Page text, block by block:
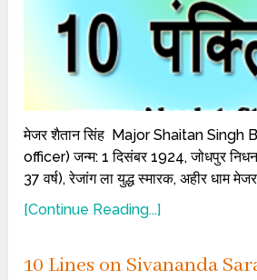
मेजर शैतान सिंह Major Shaitan Singh
officer) जन्म: 1 दिसंबर 1924, जोधपुर
37 वर्ष), रेजांग ला युद्ध स्मारक, अहीर धाम
[Continue Reading...]
10 Lines on Sivananda